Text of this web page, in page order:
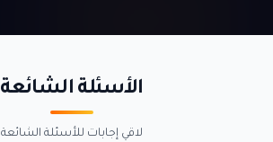
الأسئلة الشائعة
لاقي إجابات للأسئلة الشائعة